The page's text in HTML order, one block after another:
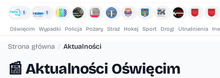
1 1
Oświęcim Wypadki Policja Pożary Straż Hokej Sport Drogi Utrudnienia
Strona główna / Aktualności
📰 Aktualności Oświęcim